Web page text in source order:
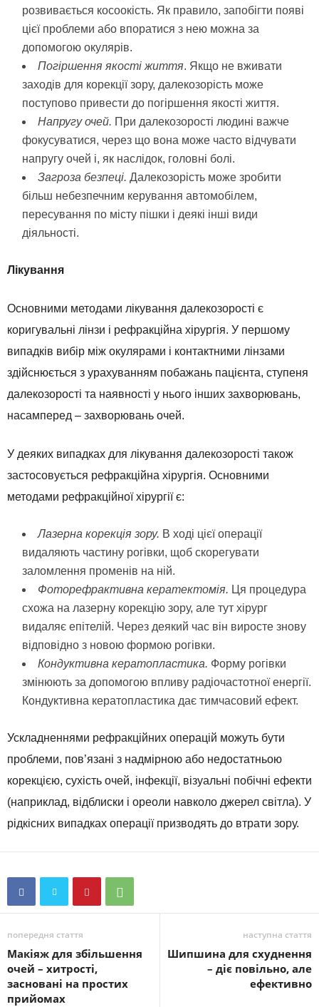
розвивається косоокість. Як правило, запобігти появі
цієї проблеми або впоратися з нею можна за
допомогою окулярів.
Погіршення якості життя. Якщо не вживати
заходів для корекції зору, далекозорість може
поступово привести до погіршення якості життя.
Напругу очей. При далекозорості людині важче
фокусуватися, через що вона може часто відчувати
напругу очей і, як наслідок, головні болі.
Загроза безпеці. Далекозорість може зробити
більш небезпечним керування автомобілем,
пересування по місту пішки і деякі інші види
діяльності.
Лікування
Основними методами лікування далекозорості є
коригувальні лінзи і рефракційна хірургія. У першому
випадків вибір між окулярами і контактними лінзами
здійснюється з урахуванням побажань пацієнта, ступеня
далекозорості та наявності у нього інших захворювань,
насамперед – захворювань очей.
У деяких випадках для лікування далекозорості також
застосовується рефракційна хірургія. Основними
методами рефракційної хірургії є:
Лазерна корекція зору. В ході цієї операції
видаляють частину рогівки, щоб скорегувати
заломлення променів на ній.
Фоторефрактивна кератектомія. Ця процедура
схожа на лазерну корекцію зору, але тут хірург
видаляє епітелій. Через деякий час він виросте знову
відповідно з новою формою рогівки.
Кондуктивна кератопластика. Форму рогівки
змінюють за допомогою впливу радіочастотної енергії.
Кондуктивна кератопластика дає тимчасовий ефект.
Ускладненнями рефракційних операцій можуть бути
проблеми, пов’язані з надмірною або недостатньою
корекцією, сухість очей, інфекції, візуальні побічні ефекти
(наприклад, відблиски і ореоли навколо джерел світла). У
рідкісних випадках операції призводять до втрати зору.
попередня стаття
Макіяж для збільшення
очей – хитрості,
засновані на простих
прийомах
наступна стаття
Шипшина для схуднення
– діє повільно, але
ефективно